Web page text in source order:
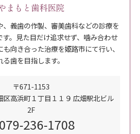
まもと歯科医院
、義歯の作製、審美歯科などの診療を
。見た目だけ追求せず、噛み合わせ
向き合った治療を姫路市にて行い、
歯を目指します。
〒671-1153
区高浜町１丁目１１９ 広畑駅北ビル
2F
079-236-1708